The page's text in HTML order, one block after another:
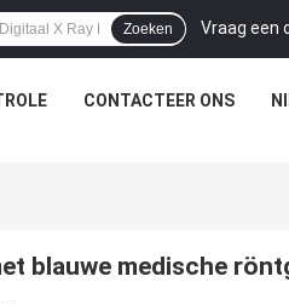
Vraag een
Zoeken
CONTACTEER ONS
blauwe medische